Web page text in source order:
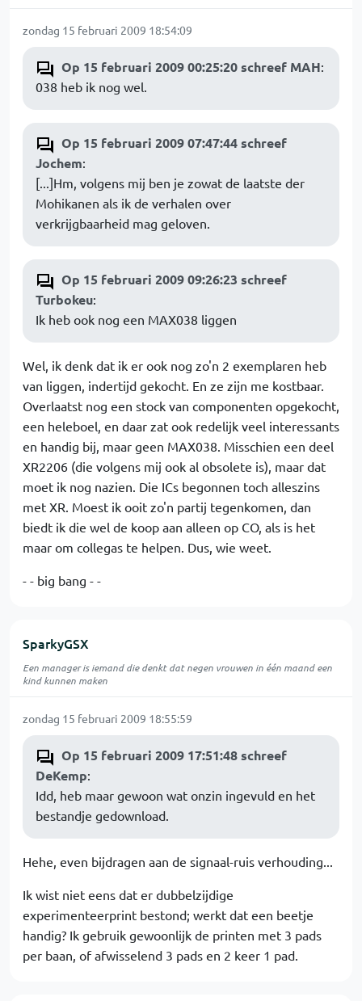
zondag 15 februari 2009 18:54:09
Op 15 februari 2009 00:25:20 schreef MAH:
038 heb ik nog wel.
Op 15 februari 2009 07:47:44 schreef
Jochem:
[...]Hm, volgens mij ben je zowat de laatste der
Mohikanen als ik de verhalen over
verkrijgbaarheid mag geloven.
Op 15 februari 2009 09:26:23 schreef
Turbokeu:
Ik heb ook nog een MAX038 liggen
Wel, ik denk dat ik er ook nog zo'n 2 exemplaren heb
van liggen, indertijd gekocht. En ze zijn me kostbaar.
Overlaatst nog een stock van componenten opgekocht,
een heleboel, en daar zat ook redelijk veel interessants
en handig bij, maar geen MAX038. Misschien een deel
XR2206 (die volgens mij ook al obsolete is), maar dat
moet ik nog nazien. Die ICs begonnen toch alleszins
met XR. Moest ik ooit zo'n partij tegenkomen, dan
biedt ik die wel de koop aan alleen op CO, als is het
maar om collegas te helpen. Dus, wie weet.
- - big bang - -
SparkyGSX
Een manager is iemand die denkt dat negen vrouwen in één maand een
kind kunnen maken
zondag 15 februari 2009 18:55:59
Op 15 februari 2009 17:51:48 schreef
DeKemp:
Idd, heb maar gewoon wat onzin ingevuld en het
bestandje gedownload.
Hehe, even bijdragen aan de signaal-ruis verhouding...
Ik wist niet eens dat er dubbelzijdige
experimenteerprint bestond; werkt dat een beetje
handig? Ik gebruik gewoonlijk de printen met 3 pads
per baan, of afwisselend 3 pads en 2 keer 1 pad.